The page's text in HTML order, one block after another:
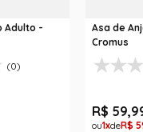
Adulto -
(0)
Asa de
Cromus
R$ 59,
1 R$